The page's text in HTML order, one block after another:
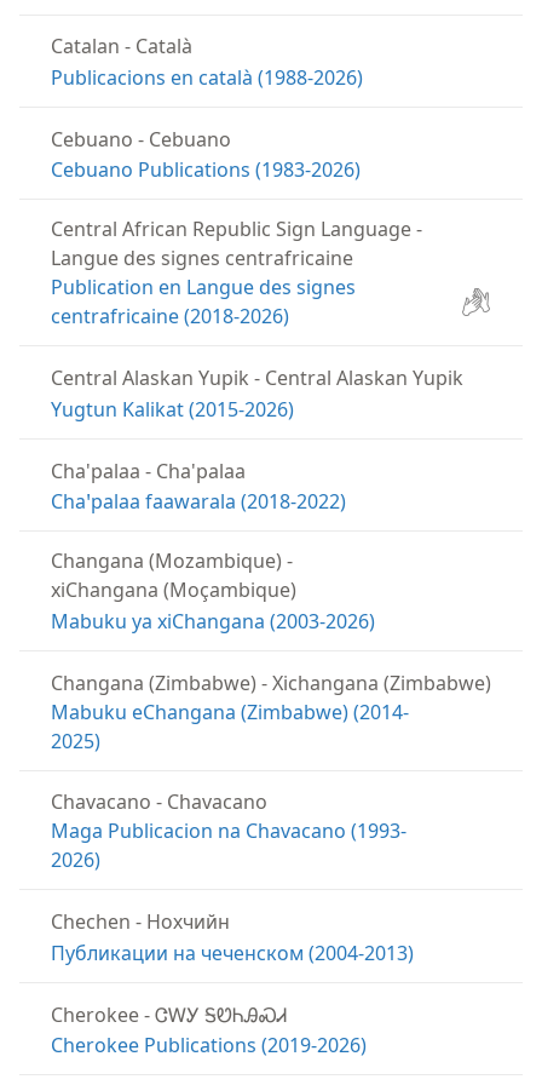
Catalan - Català
Publicacions en català (1988-2026)
Cebuano - Cebuano
Cebuano Publications (1983-2026)
Central African Republic Sign Language-
Langue des signes centrafricaine
Publication en Langue des signes
centrafricaine (2018-2026)
Central Alaskan Yupik - Central Alaskan Yupik
Yugtun Kalikat (2015-2026)
Cha'palaa - Cha'palaa
Chaꞌpalaa faawarala (2018-2022)
Changana (Mozambique) -
xiChangana (Moçambique)
Mabuku ya xiChangana (2003-2026)
Changana (Zimbabwe) -Xichangana (Zimbabwe)
Mabuku eChangana (Zimbabwe) (2014-
2025)
Chavacano - Chavacano
Maga Publicacion na Chavacano (1993-
2026)
Chechen - Нохчийн
Публикации на чеченском (2004-2013)
Cherokee-ᏣᎳᎩ ᎦᏬᏂᎯᏍᏗ
Cherokee Publications (2019-2026)